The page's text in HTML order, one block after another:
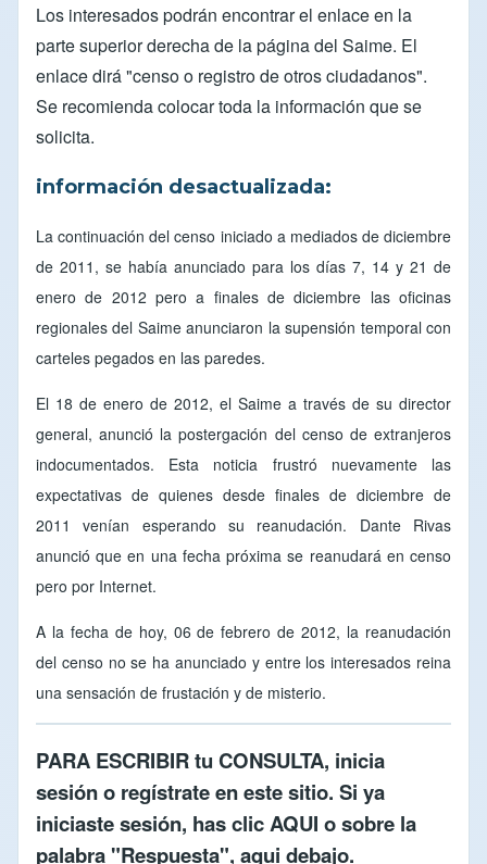
Los interesados podrán encontrar el enlace en la
parte superior derecha de la página del Saime. El
enlace dirá "censo o registro de otros ciudadanos".
Se recomienda colocar toda la información que se
solicita.
información desactualizada:
La continuación del censo iniciado a mediados de diciembre
de 2011, se había anunciado para los días 7, 14 y 21 de
enero de 2012 pero a finales de diciembre las oficinas
regionales del Saime anunciaron la supensión temporal con
carteles pegados en las paredes.
El 18 de enero de 2012, el Saime a través de su director
general, anunció la postergación del censo de extranjeros
indocumentados. Esta noticia frustró nuevamente las
expectativas de quienes desde finales de diciembre de
2011 venían esperando su reanudación. Dante Rivas
anunció que en una fecha próxima se reanudará en censo
pero por Internet.
A la fecha de hoy, 06 de febrero de 2012, la reanudación
del censo no se ha anunciado y entre los interesados reina
una sensación de frustación y de misterio.
PARA ESCRIBIR tu CONSULTA, inicia
sesióno regístrate en este sitio. Si ya
iniciaste sesión, has clicAQUI o sobre la
palabra "Respuesta", aqui debajo.